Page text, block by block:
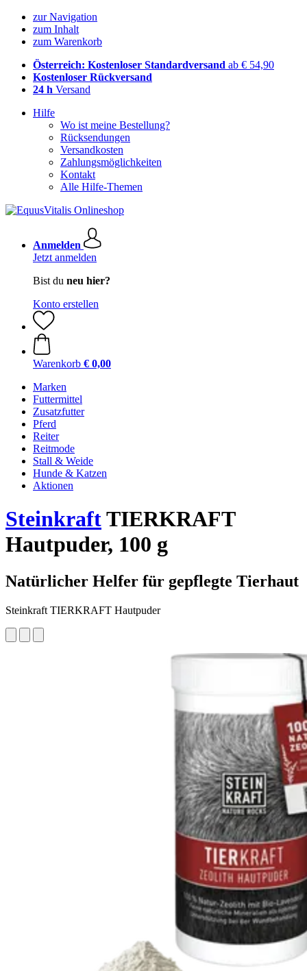
zur Navigation
zum Inhalt
zum Warenkorb
Österreich: Kostenloser Standardversand ab € 54,90
Kostenloser Rückversand
24 h Versand
Hilfe
Wo ist meine Bestellung?
Rücksendungen
Versandkosten
Zahlungsmöglichkeiten
Kontakt
Alle Hilfe-Themen
Anmelden
Jetzt anmelden
Bist du neu hier?
Konto erstellen
Warenkorb € 0,00
Marken
Futtermittel
Zusatzfutter
Pferd
Reiter
Reitmode
Stall & Weide
Hunde & Katzen
Aktionen
SteinkraftTIERKRAFT
Hautpuder, 100 g
Natürlicher Helfer für gepflegte Tierhaut
Steinkraft TIERKRAFT Hautpuder